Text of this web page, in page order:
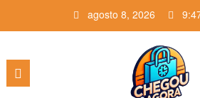
o
agosto 8, 2026